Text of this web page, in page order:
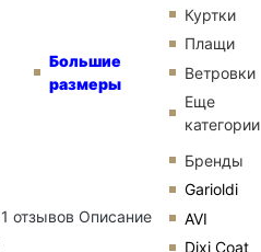
Большие
размеры
Куртки
Плащи
Ветровки
Еще
категории
Бренды
Garioldi
AVI
Dixi Coat
1 отзывов Описание